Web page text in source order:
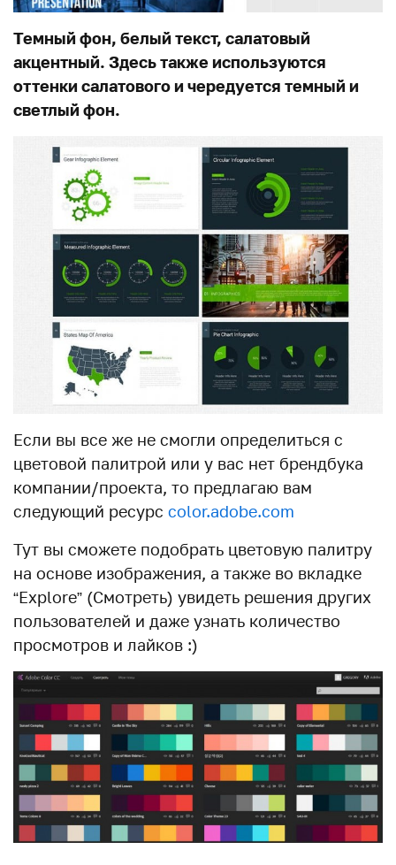
Темный фон, белый текст, салатовый
акцентный. Здесь также используются
оттенки салатового и чередуется темный и
светлый фон.
Если вы все же не смогли определиться с
цветовой палитрой или у вас нет брендбука
компании/проекта, то предлагаю вам
следующий ресурс color.adobe.com
Тут вы сможете подобрать цветовую палитру
на основе изображения, а также во вкладке
“Explore” (Смотреть) увидеть решения других
пользователей и даже узнать количество
просмотров и лайков :)